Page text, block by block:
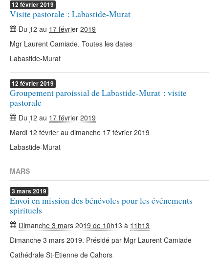
12 février2019
Visite pastorale : Labastide-Murat
Du 12 au 17 février 2019
Mgr Laurent Camiade. Toutes les dates
Labastide-Murat
12 février2019
Groupement paroissial de Labastide-Murat : visite
pastorale
Du 12 au 17 février 2019
Mardi 12 février au dimanche 17 février 2019
Labastide-Murat
MARS
3 mars 2019
Envoi en mission des bénévoles pour les événements
spirituels
Dimanche 3 mars 2019 de 10h13 à 11h13
Dimanche 3 mars 2019. Présidé par Mgr Laurent Camiade
Cathédrale St-Etienne de Cahors